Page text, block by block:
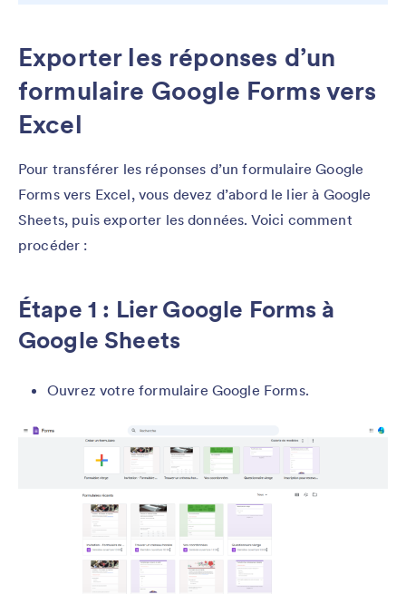
Exporter les réponses d’un
formulaire Google Forms vers
Excel
Pour transférer les réponses d’un formulaire Google
Forms vers Excel, vous devez d’abord le lier à Google
Sheets, puis exporter les données. Voici comment
procéder :
Étape 1 : Lier Google Forms à
Google Sheets
Ouvrez votre formulaire Google Forms.